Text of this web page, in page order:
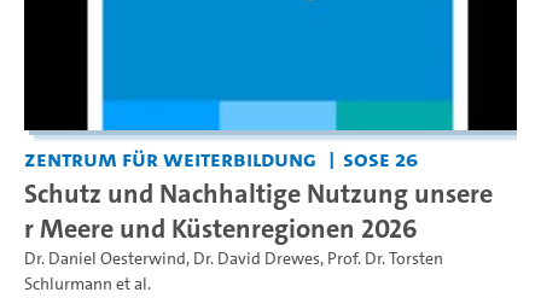
Zentrum für Weiterbildung SoSe 26
Schutz und Nachhaltige Nutzung unsere
r Meere und Küstenregionen 2026
Dr. Daniel Oesterwind, Dr. David Drewes, Prof. Dr. Torsten
Schlurmann et al.